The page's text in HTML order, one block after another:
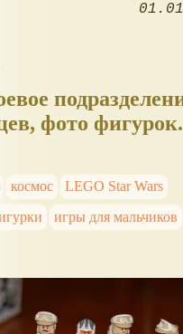
фото
космос
LEGO Star Wars
игры для мальчиков